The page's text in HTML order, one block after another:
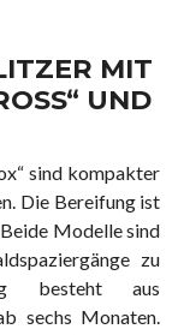
MIT
UND
sind kompakter
Die Bereifung ist
Modelle sind
zu
besteht aus
sechs Monaten.